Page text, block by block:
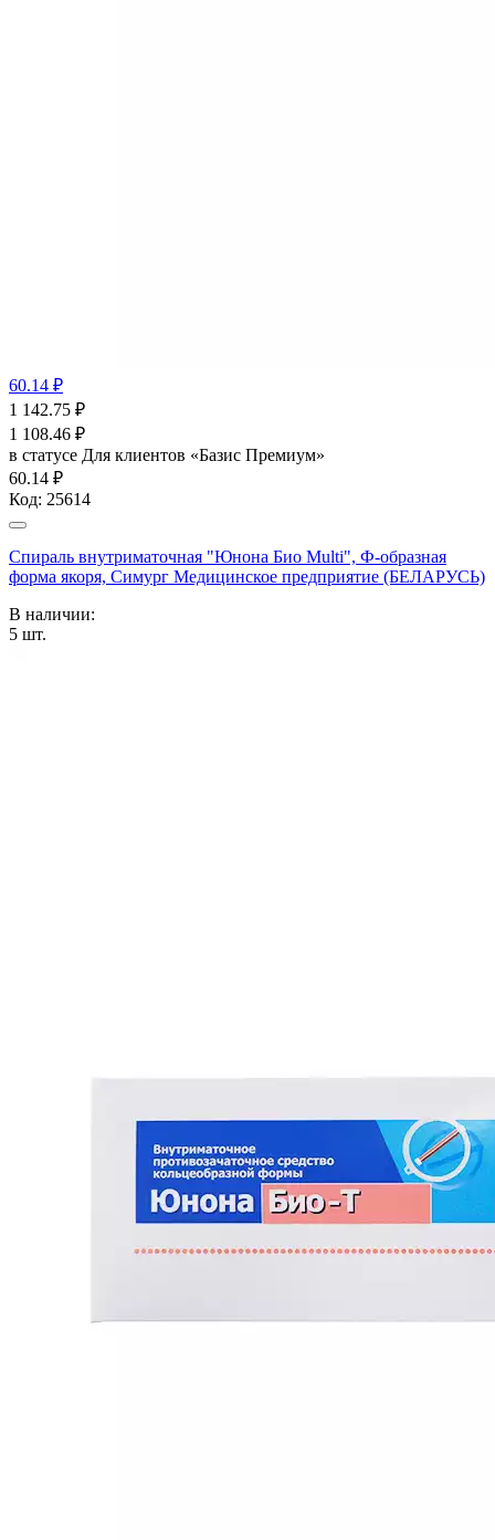
60.14 ₽
1 142.75 ₽
1 108.46 ₽
в статусе Для клиентов «Базис Премиум»
60.14 ₽
Код: 25614
Спираль внутриматочная "Юнона Био Multi", Ф-образная
форма якоря, Симург Медицинское предприятие (БЕЛАРУСЬ)
В наличии:
5 шт.